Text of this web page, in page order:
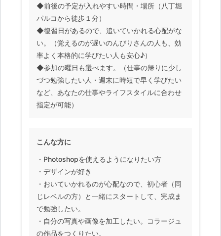
◆前後の予定が入れやすい時間・場所（八丁堀
パルコから徒歩１分）
◆復習日があるので、追いていかれる心配がな
い。（覚えるのが遅いのんびりさんの人も、効
率よく本格的に学びたい人も安心♪）
◆参加の曜日も選べます。（仕事の帰りに少し
づつ勉強したい人・週末に時短で早く学びたい
など、あなたの仕事やライフスタイルに合わせ
指定が可能）
こんな方に
・Photoshopを使えるようになりたい方
・デザインが好き
・おいていかれるのが心配なので、初心者（同
じレベルの方）と一緒にスタートして、完成ま
で勉強したい。
・自分の写真や画像を加工したい。コラージュ
の作品をつくりたい。